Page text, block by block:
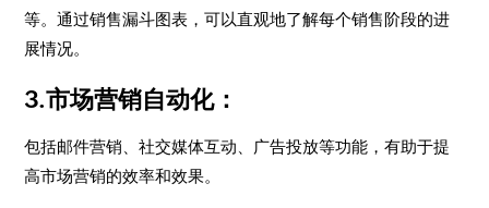
等。通过销售漏斗图表，可以直观地了解每个销售阶段的进
展情况。
3.市场营销自动化：
包括邮件营销、社交媒体互动、广告投放等功能，有助于提
高市场营销的效率和效果。